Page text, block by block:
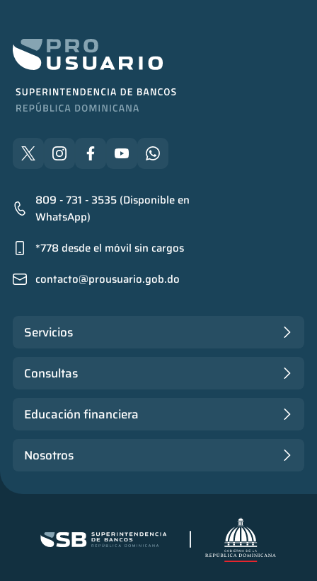
809 - 731 - 3535 (Disponible en
WhatsApp)
*778 desde el móvil sin cargos
contacto@prousuario.gob.do
Servicios
Consultas
Educación financiera
Nosotros